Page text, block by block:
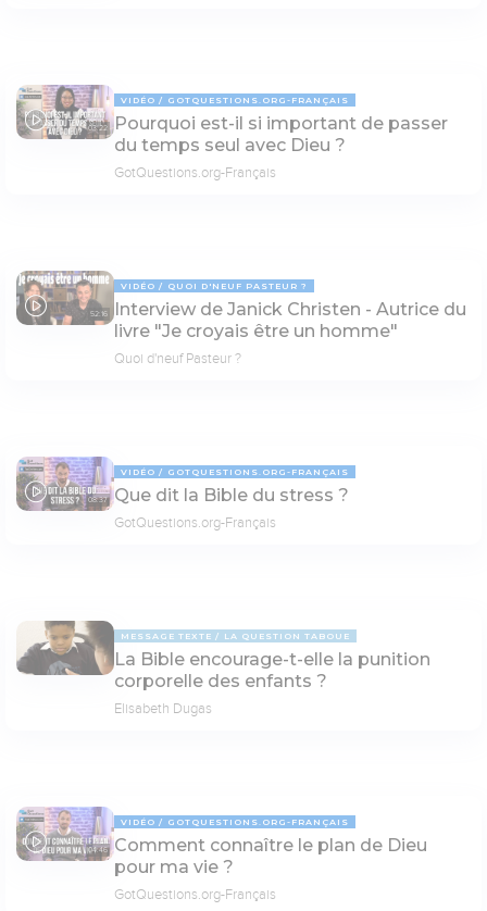
03:22
VIDÉO GOTQUESTIONS.ORG-FRANÇAIS
Pourquoi est-il si important de passer
du temps seul avec Dieu ?
GotQuestions.org-Français
52:16
VIDÉO QUOI D'NEUF PASTEUR ?
Interview de Janick Christen - Autrice du
livre "Je croyais être un homme"
Quoi d'neuf Pasteur ?
08:37
VIDÉO GOTQUESTIONS.ORG-FRANÇAIS
Que dit la Bible du stress ?
GotQuestions.org-Français
MESSAGE TEXTE LA QUESTION TABOUE
La Bible encourage-t-elle la punition
corporelle des enfants ?
Elisabeth Dugas
04:46
VIDÉO GOTQUESTIONS.ORG-FRANÇAIS
Comment connaître le plan de Dieu
pour ma vie ?
GotQuestions.org-Français